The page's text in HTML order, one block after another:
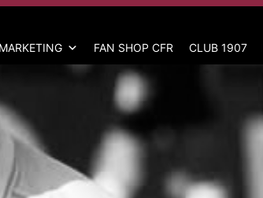
MARKETING FAN SHOP CFR CLUB 1907